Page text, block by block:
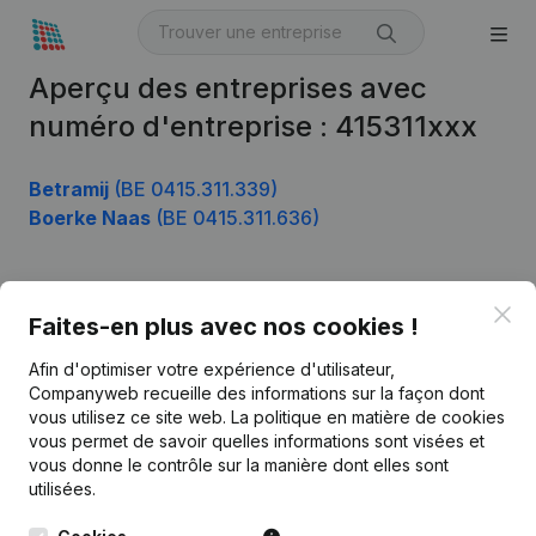
Aperçu des entreprises avec
numéro d'entreprise : 415311xxx
Betramij (BE 0415.311.339)
Boerke Naas (BE 0415.311.636)
Faites-en plus avec nos cookies !
Afin d'optimiser votre expérience d'utilisateur,
Companyweb recueille des informations sur la façon dont
vous utilisez ce site web. La politique en matière de cookies
vous permet de savoir quelles informations sont visées et
vous donne le contrôle sur la manière dont elles sont
utilisées.
Français
Kantorenpark Everest
248D,
Monitoring
Recherche internationale